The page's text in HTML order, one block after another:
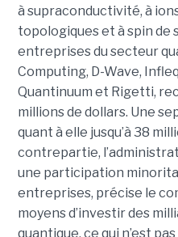
à supraconductivité, à
topologiques et à spin de
entreprises du secteur
Computing, D-Wave,
Quantinuum et Rigetti,
millions de dollars. Une
quant à elle jusqu’à 38
contrepartie,
une participation
entreprises, précise le
moyens d’investir des
quantique, ce qui n’est